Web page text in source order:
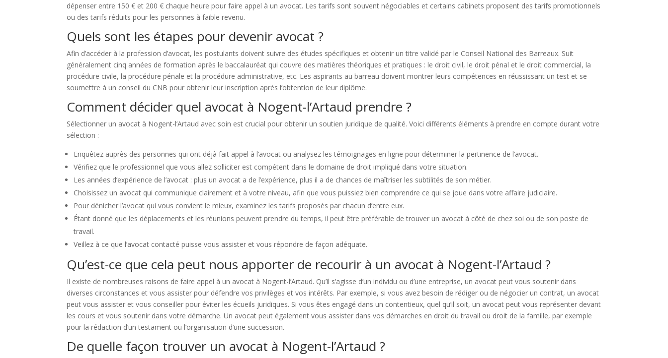
dépenser entre 150 € et 200 € chaque heure pour faire appel à un avocat. Les tarifs sont souvent négociables et certains cabinets proposent des tarifs promotionnels
ou des tarifs réduits pour les personnes à faible revenu.
Quels sont les étapes pour devenir avocat ?
Afin d’accéder à la profession d’avocat, les postulants doivent suivre des études spécifiques et obtenir un titre validé par le Conseil National des Barreaux. Suit
généralement cinq années de formation après le baccalauréat qui couvre des matières théoriques et pratiques : le droit civil, le droit pénal et le droit commercial, la
procédure civile, la procédure pénale et la procédure administrative, etc. Les aspirants au barreau doivent montrer leurs compétences en réussissant un test et se
soumettre à un conseil du CNB pour obtenir leur inscription après l’obtention de leur diplôme.
Comment décider quel avocat à Nogent-l’Artaud prendre ?
Sélectionner un avocat à Nogent-l’Artaud avec soin est crucial pour obtenir un soutien juridique de qualité. Voici différents éléments à prendre en compte durant votre
sélection :
Enquêtez auprès des personnes qui ont déjà fait appel à l’avocat ou analysez les témoignages en ligne pour déterminer la pertinence de l’avocat.
Vérifiez que le professionnel que vous allez solliciter est compétent dans le domaine de droit impliqué dans votre situation.
Les années d’expérience de l’avocat : plus un avocat a de l’expérience, plus il a de chances de maîtriser les subtilités de son métier.
Choisissez un avocat qui communique clairement et à votre niveau, afin que vous puissiez bien comprendre ce qui se joue dans votre affaire judiciaire.
Pour dénicher l’avocat qui vous convient le mieux, examinez les tarifs proposés par chacun d’entre eux.
Étant donné que les déplacements et les réunions peuvent prendre du temps, il peut être préférable de trouver un avocat à côté de chez soi ou de son poste de
travail.
Veillez à ce que l’avocat contacté puisse vous assister et vous répondre de façon adéquate.
Qu’est-ce que cela peut nous apporter de recourir à un avocat à Nogent-l’Artaud ?
Il existe de nombreuses raisons de faire appel à un avocat à Nogent-l’Artaud. Qu’il s’agisse d’un individu ou d’une entreprise, un avocat peut vous soutenir dans
diverses circonstances et vous assister pour défendre vos privilèges et vos intérêts. Par exemple, si vous avez besoin de rédiger ou de négocier un contrat, un avocat
peut vous assister et vous conseiller pour éviter les écueils juridiques. Si vous êtes engagé dans un contentieux, quel qu’il soit, un avocat peut vous représenter devant
les cours et vous soutenir dans votre démarche. Un avocat peut également vous assister dans vos démarches en droit du travail ou droit de la famille, par exemple
pour la rédaction d’un testament ou l’organisation d’une succession.
De quelle façon trouver un avocat à Nogent-l’Artaud ?